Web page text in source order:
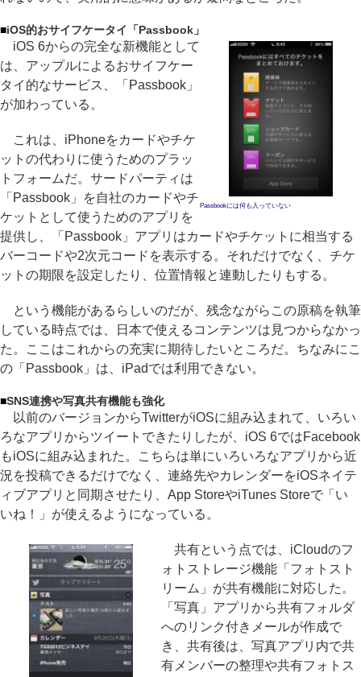
■iOS的おサイフケータイ「Passbook」
Passbookには何も入っていない
iOS 6からの完全な新機能として
は、アップルによるおサイフケー
タイ的なサービス、「Passbook」
が加わっている。
これは、iPhoneをカードやチケ
ットの代わりに使うためのプラッ
トフォームだ。サードパーティは
「Passbook」を自社のカードやチ
ケットとして使うためのアプリを
提供し、「Passbook」アプリはカードやチケットに相当する
バーコードや2次元コードを表示する。それだけでなく、チケ
ットの期限を設定したり、位置情報と連動したりもする。
という機能があるらしいのだが、残念ながらこの原稿を執筆
している時点では、日本で使えるコンテンツは見つからなかっ
た。ここはこれからの充実に期待したいところだ。ちなみにこ
の「Passbook」は、iPadでは利用できない。
■SNS連携や写真共有機能も強化
以前のバージョンからTwitterがiOSに組み込まれて、いろい
ろなアプリからツイートできたりしたが、iOS 6ではFacebook
もiOSに組み込まれた。こちらは単にいろいろなアプリから近
況を投稿できるだけでなく、連絡先やカレンダーをiOSネイテ
ィブアプリと同期させたり、App StoreやiTunes Storeで「い
いね！」が使えるようになっている。
共有という点では、iCloudのフ
ォトストレージ機能「フォトスト
リーム」が共有機能に対応した。
「写真」アプリから共有フォルダ
へのリンク付きメールが作成で
き、共有後は、写真アプリ内で共
有メンバーの整理や共有フォトス